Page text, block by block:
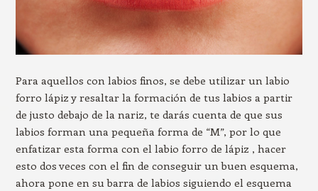
Para aquellos con labios finos, se debe utilizar un labio
forro lápiz y resaltar la formación de tus labios a partir
de justo debajo de la nariz, te darás cuenta de que sus
labios forman una pequeña forma de “M”, por lo que
enfatizar esta forma con el labio forro de lápiz , hacer
esto dos veces con el fin de conseguir un buen esquema,
ahora pone en su barra de labios siguiendo el esquema